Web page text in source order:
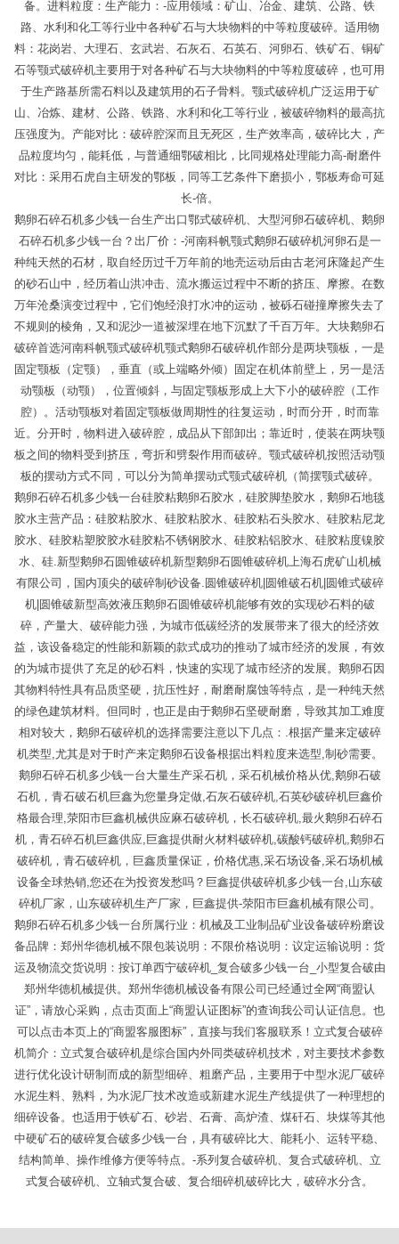
备。进料粒度：生产能力：-应用领域：矿山、冶金、建筑、公路、铁
路、水利和化工等行业中各种矿石与大块物料的中等粒度破碎。适用物
料：花岗岩、大理石、玄武岩、石灰石、石英石、河卵石、铁矿石、铜矿
石等颚式破碎机主要用于对各种矿石与大块物料的中等粒度破碎，也可用
于生产路基所需石料以及建筑用的石子骨料。颚式破碎机广泛运用于矿
山、冶炼、建材、公路、铁路、水利和化工等行业，被破碎物料的最高抗
压强度为。产能对比：破碎腔深而且无死区，生产效率高，破碎比大，产
品粒度均匀，能耗低，与普通细鄂破相比，比同规格处理能力高-耐磨件
对比：采用石虎自主研发的鄂板，同等工艺条件下磨损小，鄂板寿命可延
长-倍。
鹅卵石碎石机多少钱一台生产出口鄂式破碎机、大型河卵石破碎机、鹅卵
石碎石机多少钱一台？出厂价：-河南科帆颚式鹅卵石破碎机河卵石是一
种纯天然的石材，取自经历过千万年前的地壳运动后由古老河床隆起产生
的砂石山中，经历着山洪冲击、流水搬运过程中不断的挤压、摩擦。在数
万年沧桑演变过程中，它们饱经浪打水冲的运动，被砾石碰撞摩擦失去了
不规则的棱角，又和泥沙一道被深埋在地下沉默了千百万年。大块鹅卵石
破碎首选河南科帆颚式破碎机颚式鹅卵石破碎机作部分是两块颚板，一是
固定颚板（定颚），垂直（或上端略外倾）固定在机体前壁上，另一是活
动颚板（动颚），位置倾斜，与固定颚板形成上大下小的破碎腔（工作
腔）。活动颚板对着固定颚板做周期性的往复运动，时而分开，时而靠
近。分开时，物料进入破碎腔，成品从下部卸出；靠近时，使装在两块颚
板之间的物料受到挤压，弯折和劈裂作用而破碎。颚式破碎机按照活动颚
板的摆动方式不同，可以分为简单摆动式颚式破碎机（简摆颚式破碎。
鹅卵石碎石机多少钱一台硅胶粘鹅卵石胶水，硅胶脚垫胶水，鹅卵石地毯
胶水主营产品：硅胶粘胶水、硅胶粘胶水、硅胶粘石头胶水、硅胶粘尼龙
胶水、硅胶粘塑胶胶水硅胶粘不锈钢胶水、硅胶粘铝胶水、硅胶粘度镍胶
水、硅.新型鹅卵石圆锥破碎机新型鹅卵石圆锥破碎机上海石虎矿山机械
有限公司，国内顶尖的破碎制砂设备.圆锥破碎机|圆锥破石机|圆锥式破碎
机|圆锥破新型高效液压鹅卵石圆锥破碎机能够有效的实现砂石料的破
碎，产量大、破碎能力强，为城市低碳经济的发展带来了很大的经济效
益，该设备稳定的性能和新颖的款式成功的推动了城市经济的发展，有效
的为城市提供了充足的砂石料，快速的实现了城市经济的发展。鹅卵石因
其物料特性具有品质坚硬，抗压性好，耐磨耐腐蚀等特点，是一种纯天然
的绿色建筑材料。但同时，也正是由于鹅卵石坚硬耐磨，导致其加工难度
相对较大，鹅卵石破碎机的选择需要注意以下几点：.根据产量来定破碎
机类型,尤其是对于时产来定鹅卵石设备根据出料粒度来选型,制砂需要。
鹅卵石碎石机多少钱一台大量生产采石机，采石机械价格从优,鹅卵石破
石机，青石破石机巨鑫为您量身定做,石灰石破碎机,石英砂破碎机巨鑫价
格最合理,荥阳市巨鑫机械供应麻石破碎机，长石破碎机,最火鹅卵石碎石
机，青石碎石机巨鑫供应,巨鑫提供耐火材料破碎机,碳酸钙破碎机,鹅卵石
破碎机，青石破碎机，巨鑫质量保证，价格优惠,采石场设备,采石场机械
设备全球热销,您还在为投资发愁吗？巨鑫提供破碎机多少钱一台,山东破
碎机厂家，山东破碎机生产厂家，巨鑫提供-荥阳市巨鑫机械有限公司。
鹅卵石碎石机多少钱一台所属行业：机械及工业制品矿业设备破碎粉磨设
备品牌：郑州华德机械不限包装说明：不限价格说明：议定运输说明：货
运及物流交货说明：按订单西宁破碎机_复合破多少钱一台_小型复合破由
郑州华德机械提供。郑州华德机械设备有限公司已经通过全网“商盟认
证”，请放心采购，点击页面上“商盟认证图标”的查询我公司认证信息。也
可以点击本页上的“商盟客服图标”，直接与我们客服联系！立式复合破碎
机简介：立式复合破碎机是综合国内外同类破碎机技术，对主要技术参数
进行优化设计研制而成的新型细碎、粗磨产品，主要用于中型水泥厂破碎
水泥生料、熟料，为水泥厂技术改造或新建水泥生产线提供了一种理想的
细碎设备。也适用于铁矿石、砂岩、石膏、高炉渣、煤矸石、块煤等其他
中硬矿石的破碎复合破多少钱一台，具有破碎比大、能耗小、运转平稳、
结构简单、操作维修方便等特点。-系列复合破碎机、复合式破碎机、立
式复合破碎机、立轴式复合破、复合细碎机破碎比大，破碎水分含。